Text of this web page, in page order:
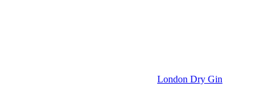
London Dry Gin